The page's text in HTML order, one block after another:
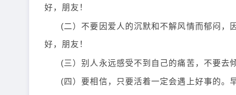
好，朋友！
(二）不要因爱人的沉默和不解风情而郁闷
好，朋友！
(三）别人永远感受不到自己的痛苦，不要去
(四）要相信，只要活着一定会遇上好事的。